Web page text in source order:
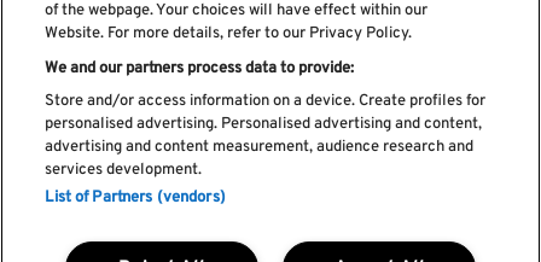
Li e aceito os Política de privacidade
Livro de Reclamações
Livro de Elogios
Política de cookies
of the webpage. Your choices will have effect within our
Website. For more details, refer to our Privacy Policy.
We and our partners process data to provide:
Store and/or access information on a device. Create profiles for
personalised advertising. Personalised advertising and content,
advertising and content measurement, audience research and
services development.
List of Partners (vendors)